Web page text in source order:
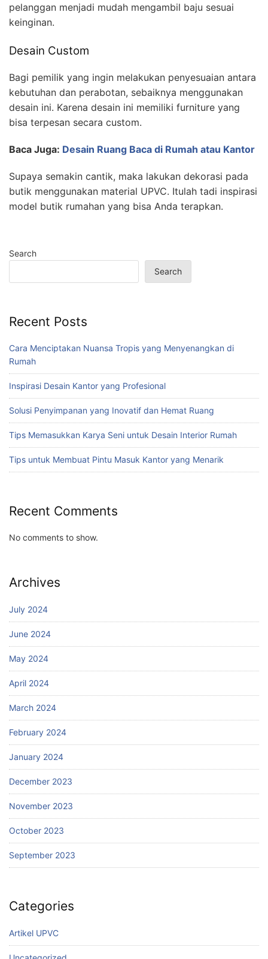
pelanggan menjadi mudah mengambil baju sesuai
keinginan.
Desain Custom
Bagi pemilik yang ingin melakukan penyesuaian antara
kebutuhan dan perabotan, sebaiknya menggunakan
desain ini. Karena desain ini memiliki furniture yang
bisa terpesan secara custom.
Baca Juga: Desain Ruang Baca di Rumah atau Kantor
Supaya semakin cantik, maka lakukan dekorasi pada
butik menggunakan material UPVC. Itulah tadi inspirasi
model butik rumahan yang bisa Anda terapkan.
Search
Search
Recent Posts
Cara Menciptakan Nuansa Tropis yang Menyenangkan di
Rumah
Inspirasi Desain Kantor yang Profesional
Solusi Penyimpanan yang Inovatif dan Hemat Ruang
Tips Memasukkan Karya Seni untuk Desain Interior Rumah
Tips untuk Membuat Pintu Masuk Kantor yang Menarik
Recent Comments
No comments to show.
Archives
July 2024
June 2024
May 2024
April 2024
March 2024
February 2024
January 2024
December 2023
November 2023
October 2023
September 2023
Categories
Artikel UPVC